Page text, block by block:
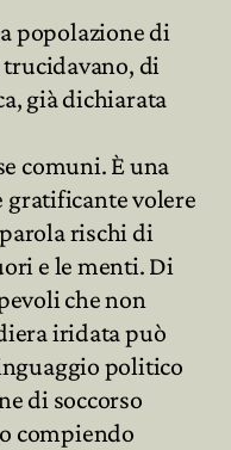
popolazione di
trucidavano, di
già dichiarata
comuni. È una
gratificante volere
rischi di
e le menti. Di
che non
iridata può
politico
di soccorso
compiendo